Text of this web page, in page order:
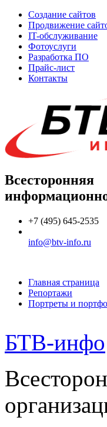
Создание сайтов
Продвижение
IT-обслуживание
Фотоуслуги
Разработка ПО
Прайс-лист
Контакты
Всесторонняя
+7 (495) 645-2535
info@btv-info.ru
Главная страница
Репортажи
Портреты и
БТВ-инфо